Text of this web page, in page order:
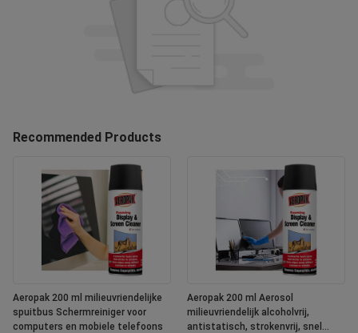
Recommended Products
Aeropak 200 ml milieuvriendelijke
spuitbus Schermreiniger voor
computers en mobiele telefoons
Aeropak 200 ml Aerosol
milieuvriendelijk alcoholvrij,
antistatisch, strokenvrij, snel